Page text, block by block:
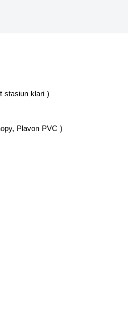
stasiun klari )
Plavon PVC )